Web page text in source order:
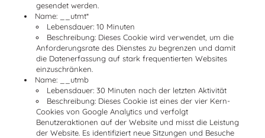
gesendet werden.
Name:
__utmt*
Lebensdauer: 10 Minuten
Beschreibung: Dieses Cookie wird verwendet, um die
Anforderungsrate des Dienstes zu begrenzen und damit
die Datenerfassung auf stark frequentierten Websites
einzuschränken.
Name:
__utmb
Lebensdauer: 30 Minuten nach der letzten Aktivität
Beschreibung: Dieses Cookie ist eines der vier Kern-
Cookies von Google Analytics und verfolgt
Benutzeraktionen auf der Website und misst die Leistung
der Website. Es identifiziert neue Sitzungen und Besuche